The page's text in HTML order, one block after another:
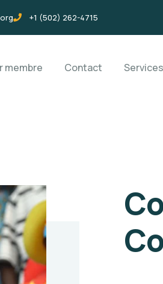
+1 (502) 262-4715
membre Contact